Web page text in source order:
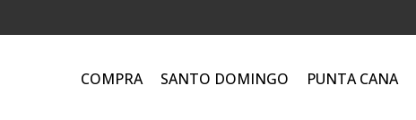
COMPRA SANTO DOMINGO PUNTA CANA